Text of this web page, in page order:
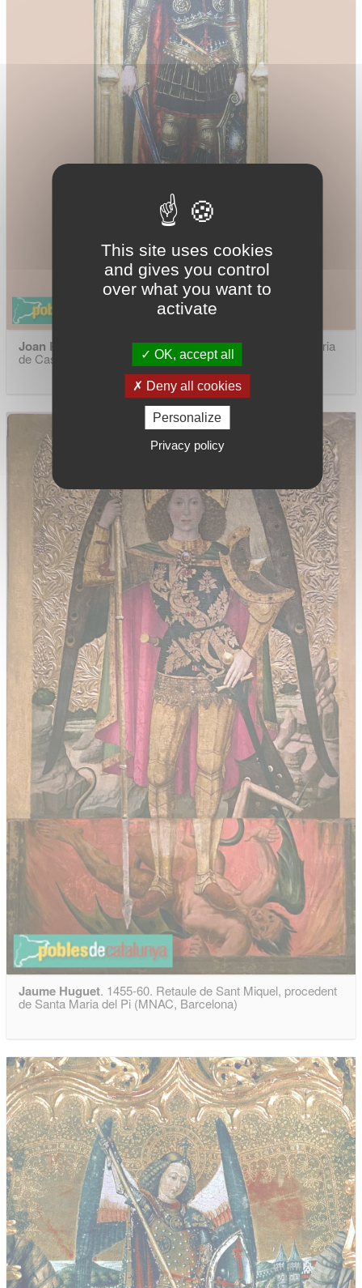
Joan Reixach i Jacomart. 1450-60. Tríptic de la reina Maria
de Castella (Palazzo Lanfranchi, Pisa)
Jaume Huguet. 1455-60. Retaule de Sant Miquel, procedent
de Santa Maria del Pi (MNAC, Barcelona)
This site uses cookies
and gives you control
over what you want to
activate
OK, accept all
Deny all cookies
Personalize
Privacy policy